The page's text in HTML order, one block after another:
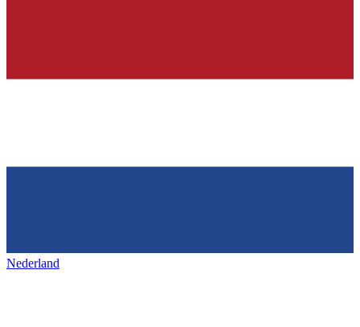
Nederland